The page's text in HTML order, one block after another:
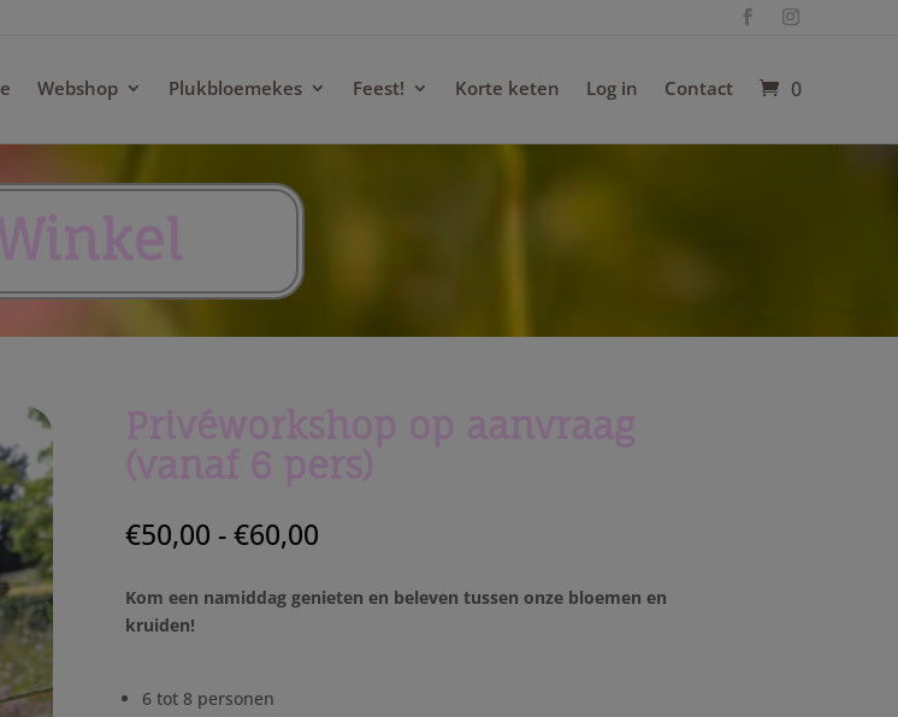
Webshop Plukbloemekes Feest! Korte keten Log in Contact 0
Privéworkshop op aanvraag
(vanaf 6 pers)
€50,00 -€60,00Prijsklasse:
tot
€60,00
Kom een namiddag genieten en beleven tussen onze bloemen en
kruiden!
6 tot 8 personen